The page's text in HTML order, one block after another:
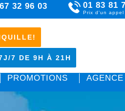
32 96 03 01 83 81
Prix d'un appel
7 DE 9H À 21H
PROMOTIONS AGENCE